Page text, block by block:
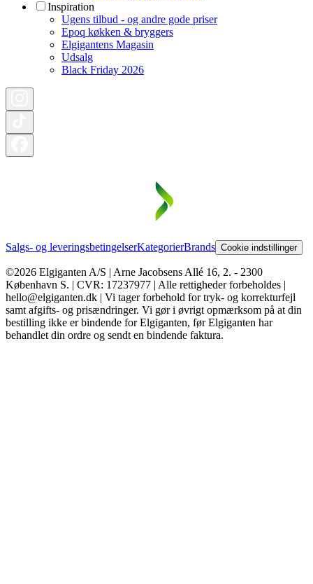
Inspiration
Ugens tilbud - og andre gode priser
Epoq køkken & bryggers
Elgigantens Magasin
Udsalg
Black Friday 2026
Salgs- og leveringsbetingelserKategorierBrands Cookie indstillinger
©2026 Elgiganten A/S | Arne Jacobsens Allé 16, 2. - 2300
København S. | CVR: 17237977 | Alle rettigheder forbeholdes |
hello@elgiganten.dk | Vi tager forbehold for tryk- og korrekturfejl
samt afgifts- og prisændringer. Vi gør i øvrigt opmærksom på at din
bestilling ikke er bindende for Elgiganten, før Elgiganten har
behandlet din ordre og sendt en bindende faktura.